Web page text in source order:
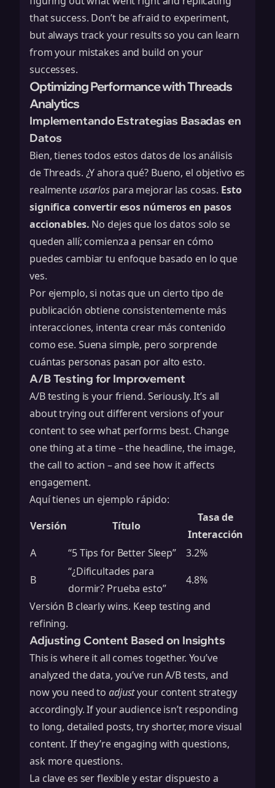
that success. Don’t be afraid to experiment,
but always track your results so you can learn
from your mistakes and build on your
successes.
Optimizing Performance with Threads
Analytics
Implementando Estrategias Basadas en
Datos
Bien, tienes todos estos datos de los análisis
de Threads. ¿Y ahora qué? Bueno, el objetivo es
realmente usarlospara mejorar las cosas. Esto
significa convertir esos números en pasos
accionables. No dejes que los datos solo se
queden allí; comienza a pensar en cómo
puedes cambiar tu enfoque basado en lo que
ves.
Por ejemplo, si notas que un cierto tipo de
publicación obtiene consistentemente más
interacciones, intenta crear más contenido
como ese. Suena simple, pero sorprende
cuántas personas pasan por alto esto.
A/B Testing for Improvement
A/B testing is your friend. Seriously. It’s all
about trying out different versions of your
content to see what performs best. Change
one thing at a time – the headline, the image,
the call to action – and see how it affects
engagement.
Aquí tienes un ejemplo rápido:
Versión
Título
Tasa de
Interacción
A
“5 Tips for Better Sleep”
3.2%
B
“¿Dificultades para
dormir? Prueba esto”
4.8%
Versión B clearly wins. Keep testing and
refining.
Adjusting Content Based on Insights
This is where it all comes together. You’ve
analyzed the data, you’ve run A/B tests, and
now you need toadjustyour content strategy
accordingly. If your audience isn’t responding
to long, detailed posts, try shorter, more visual
content. If they’re engaging with questions,
ask more questions.
La clave es ser flexible y estar dispuesto a